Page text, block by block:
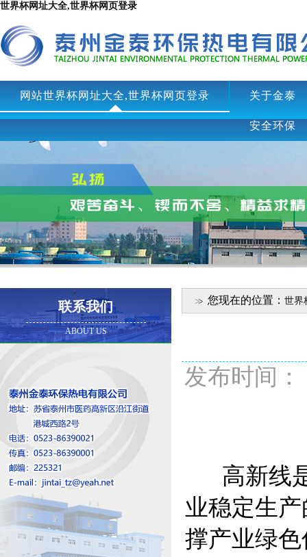
世界杯网址大全,世界杯网页登录
网站世界杯网址大全,世界杯网页登录 关于金泰
安全环保
联系我们
ABOUT US
您现在的位置： 世界
发布时间：
高新线是
业稳定生
撑产业绿